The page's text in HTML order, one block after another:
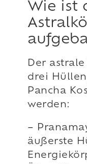
Wie ist
Der
drei
Pancha
werden:
–
äußerste